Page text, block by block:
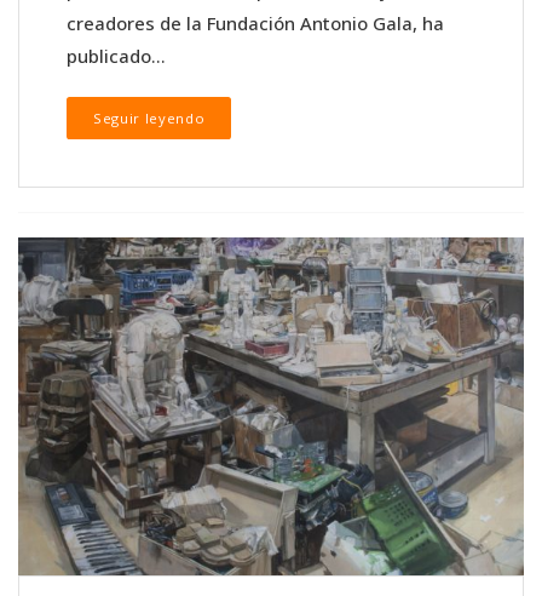
creadores de la Fundación Antonio Gala, ha
publicado...
Seguir leyendo